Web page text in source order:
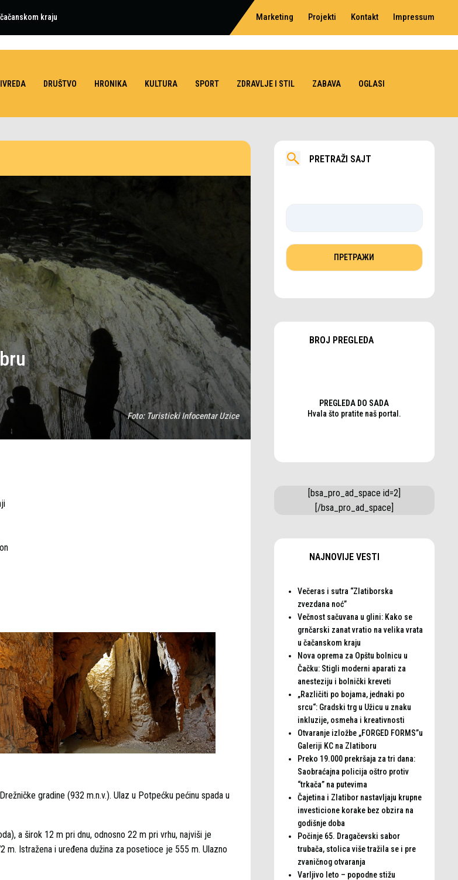
kraju Marketing Projekti Kontakt Impressum
DRUŠTVO HRONIKA KULTURA SPORT ZDRAVLJE I STIL ZABAVA OGLASI
Foto: Turisticki Infocentar Uzice
gradine (932 m.n.v.). Ulaz u Potpećku pećinu spada u
a širok 12 m pri dnu, odnosno 22 m pri vrhu, najviši je
Istražena i uređena dužina za posetioce je 555 m. Ulazno
PRETRAŽI SAJT
BROJ PREGLEDA
PREGLEDA DO SADA
Hvala što pratite naš portal.
[bsa_pro_ad_space id=2]
[/bsa_pro_ad_space]
NAJNOVIJE VESTI
Večeras i sutra “Zlatiborska
zvezdana noć”
Večnost sačuvana u glini: Kako se
grnčarski zanat vratio na velika vrata
u čačanskom kraju
Nova oprema za Opštu bolnicu u
Čačku: Stigli moderni aparati za
anesteziju i bolnički kreveti
„Različiti po bojama, jednaki po
srcu“: Gradski trg u Užicu u znaku
inkluzije, osmeha i kreativnosti
Otvaranje izložbe „FORGED FORMS”u
Galeriji KC na Zlatiboru
Preko 19.000 prekršaja za tri dana:
Saobraćajna policija oštro protiv
“trkača” na putevima
Čajetina i Zlatibor nastavljaju krupne
investicione korake bez obzira na
godišnje doba
Počinje 65. Dragačevski sabor
trubača, stolica više tražila se i pre
zvaničnog otvaranja
Varljivo leto – popodne stižu